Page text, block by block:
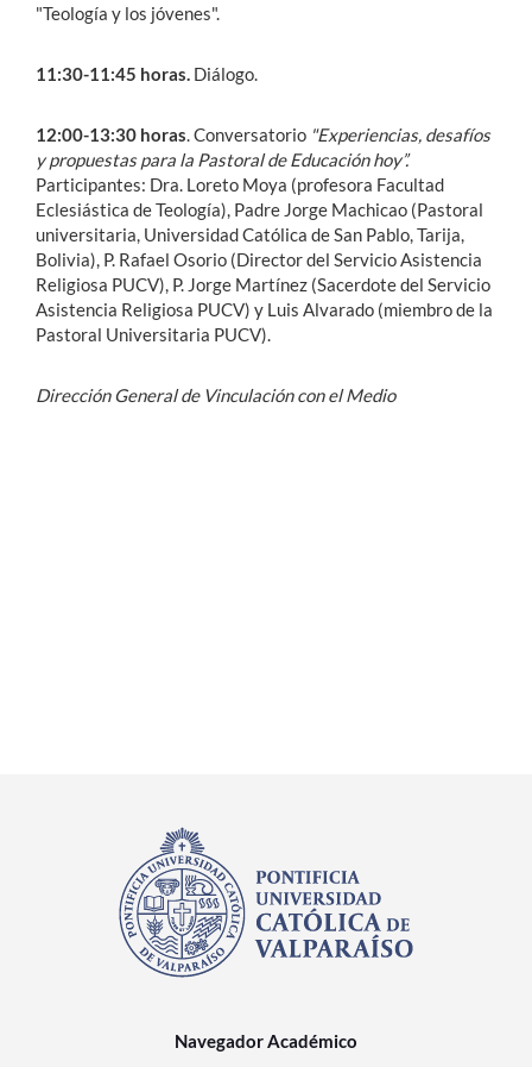
"Teología y los jóvenes".
11:30-11:45 horas. Diálogo.
12:00-13:30 horas. Conversatorio "Experiencias, desafíos
y propuestas para la Pastoral de Educación hoy”.
Participantes: Dra. Loreto Moya (profesora Facultad
Eclesiástica de Teología), Padre Jorge Machicao (Pastoral
universitaria, Universidad Católica de San Pablo, Tarija,
Bolivia), P. Rafael Osorio (Director del Servicio Asistencia
Religiosa PUCV), P. Jorge Martínez (Sacerdote del Servicio
Asistencia Religiosa PUCV) y Luis Alvarado (miembro de la
Pastoral Universitaria PUCV).
Dirección General de Vinculación con el Medio
Navegador Académico